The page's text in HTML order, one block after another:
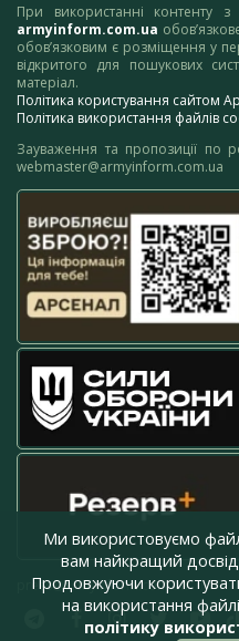
При використанні контенту
armyinform.com.ua
обов’язковим є розміщення у
відкритого для пошукових
матеріал.
Політика користування сайтом
Політика використання файлів
Зауваження та пропозиції по
webmaster@armyinform.com.ua
press@armyinform.com.ua
Ми використовуємо
вам найкращий
Продовжуючи
на використання
політику